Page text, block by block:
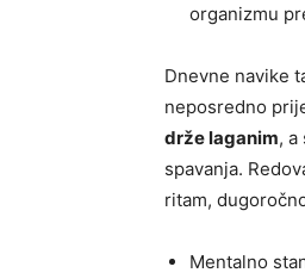
organizmu
Dnevne navike
neposredno
drže laganim,
spavanja.
ritam,
Mentalno